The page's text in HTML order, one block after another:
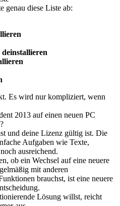
genau diese Liste ab:
Es wird nur kompliziert, wenn
2013 auf einen neuen PC
und deine Lizenz gültig ist. Die
Aufgaben wie Texte,
ausreichend.
ob ein Wechsel auf eine neuere
mit anderen
brauchst, ist eine neuere
Lösung willst, reicht